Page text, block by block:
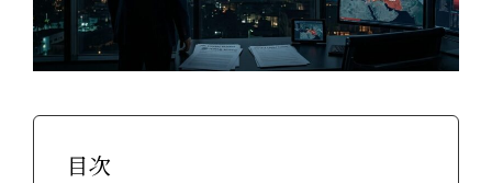
目次